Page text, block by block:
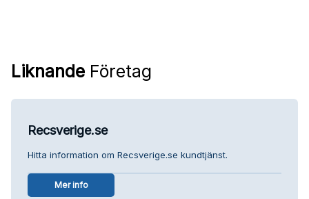
Liknande Företag
Recsverige.se
Hitta information om Recsverige.se kundtjänst.
Mer info